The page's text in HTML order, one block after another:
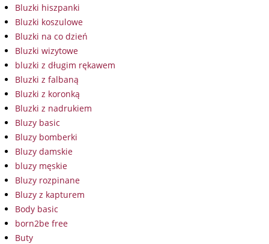
Bluzki hiszpanki
Bluzki koszulowe
Bluzki na co dzień
Bluzki wizytowe
bluzki z długim rękawem
Bluzki z falbaną
Bluzki z koronką
Bluzki z nadrukiem
Bluzy basic
Bluzy bomberki
Bluzy damskie
bluzy męskie
Bluzy rozpinane
Bluzy z kapturem
Body basic
born2be free
Buty